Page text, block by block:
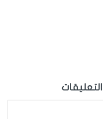
التعليقات